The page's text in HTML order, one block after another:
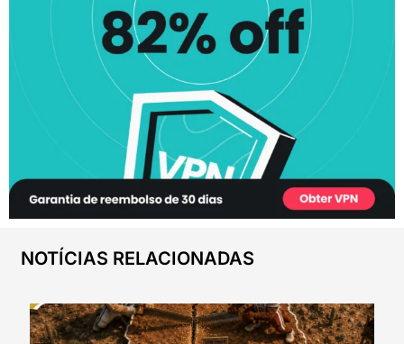
NOTÍCIAS RELACIONADAS